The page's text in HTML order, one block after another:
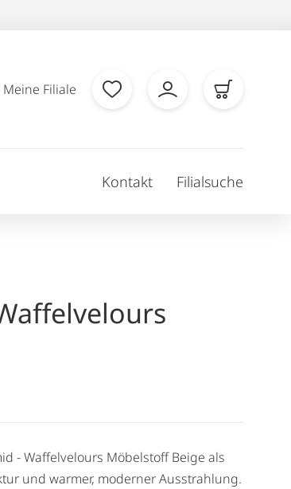
Meine Filiale
Kontakt Filialsuche
- Waffelvelours Möbelstoff Beige als
und warmer, moderner Ausstrahlung.